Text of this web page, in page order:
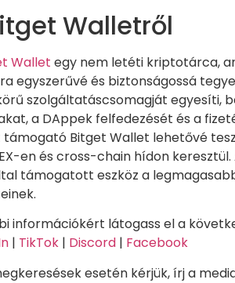
Walletről
Wallet egy nem letéti kriptotárca,
egyszerűvé és biztonságossá
szolgáltatáscsomagját egyesíti,
a DAppek felfedezését és a
Bitget Wallet lehetővé
en és cross-chain hídon
támogatott eszköz a
információkért látogass el a
| TikTok | Discord | Facebook
esetén kérjük, írj a